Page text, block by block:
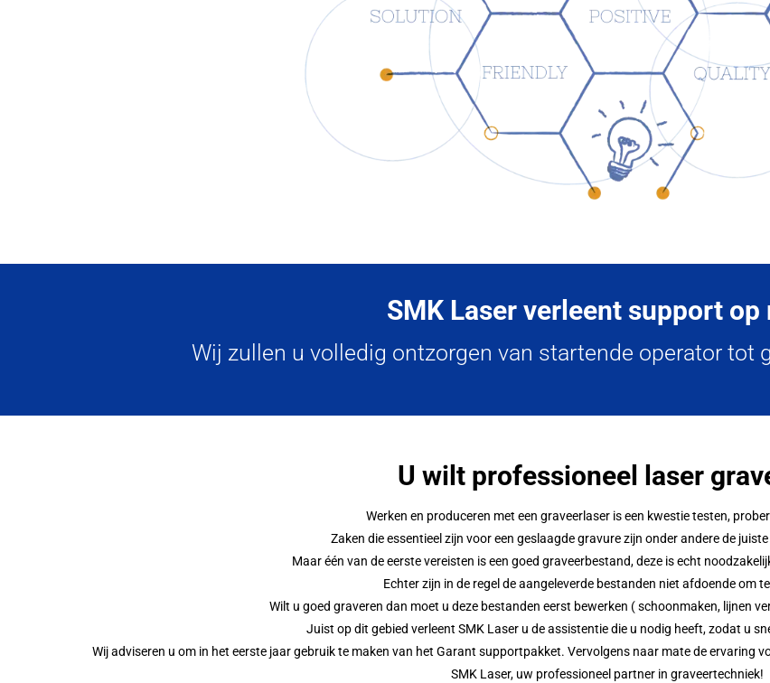
SMK Laser verleent support op
Wij zullen u volledig ontzorgen van startende operator tot
U wilt professioneel laser
Werken en produceren met een graveerlaser is een kwestie testen,
Zaken die essentieel zijn voor een geslaagde gravure zijn onder andere de
Maar één van de eerste vereisten is een goed graveerbestand, deze is echt
Echter zijn in de regel de aangeleverde bestanden niet afdoende om
Wilt u goed graveren dan moet u deze bestanden eerst bewerken ( schoonmaken, lijnen
Juist op dit gebied verleent SMK Laser u de assistentie die u nodig heeft, zodat u
Wij adviseren u om in het eerste jaar gebruik te maken van het Garant supportpakket. Vervolgens naar mate de ervaring
SMK Laser, uw professioneel partner in graveertechniek!